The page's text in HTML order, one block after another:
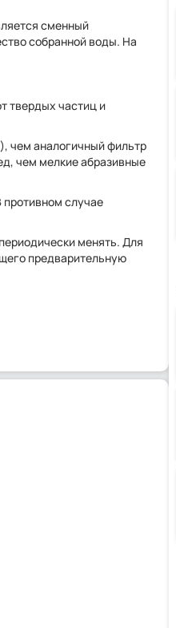
сменный
собранной воды. На
твердых частиц и
чем аналогичный фильтр
чем мелкие абразивные
случае
менять. Для
предварительную